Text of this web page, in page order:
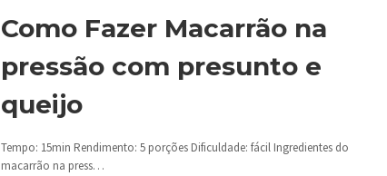
Como Fazer Macarrão na
pressão com presunto e
queijo
Tempo: 15min Rendimento: 5 porções Dificuldade: fácil Ingredientes do
macarrão na press…